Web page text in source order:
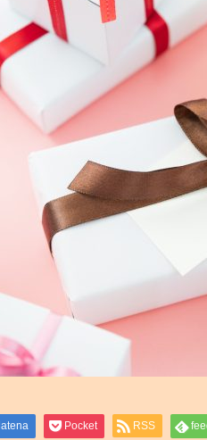
Pocket RSS